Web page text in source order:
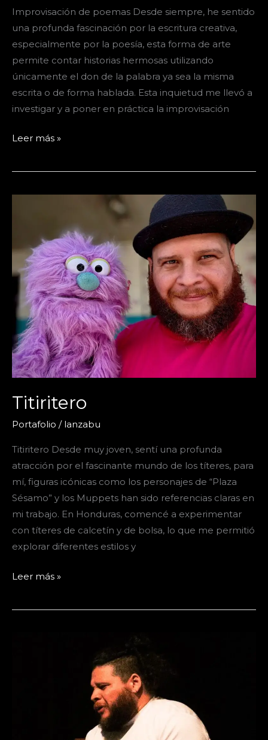
Improvisación de poemas Desde siempre, he sentido
una profunda fascinación por la escritura creativa,
especialmente por la poesía, esta forma de arte
permite contar historias hermosas utilizando
únicamente el don de la palabra ya sea la misma
escrita o de forma hablada. Esta inquietud me llevó a
investigar y a poner en práctica la improvisación
Poemas
Leer más »
Titiritero
Portafolio / lanzabu
Titiritero Desde muy joven, sentí una profunda
atracción por el fascinante mundo de los títeres, para
mí, figuras icónicas como los personajes de “Plaza
Sésamo” y los Muppets han sido referencias claras en
mi trabajo. En Honduras, comencé a experimentar
con títeres de calcetín y de bolsa, lo que me permitió
explorar diferentes estilos y
Titiritero
Leer más »